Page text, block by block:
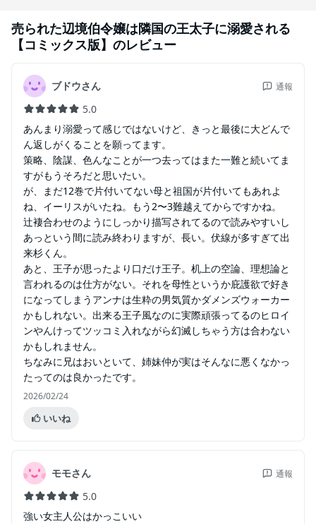
売られた辺境伯令嬢は隣国の王太子に溺愛される
【コミックス版】 のレビュー
ブドウさん 通報
5.0
あんまり溺愛って感じではないけど、きっと最後に大どんで
ん返しがくることを願ってます。
策略、陰謀、色んなことが一つ去ってはまた一難と続いてま
すがもうそろだと思いたい。
が、まだ12巻で片付いてない母と祖国が片付いてもあれよ
ね、イーリスがいたね。もう2〜3難越えてからですかね。
辻褄合わせのようにしっかり描写されてるので読みやすいし
あっという間に読み終わりますが、長い。伏線が多すぎて出
来杉くん。
あと、王子が思ったより口だけ王子。机上の空論、理想論と
言われるのは仕方がない。それを母性というか庇護欲で好き
になってしまうアンナは生粋の男気質かダメンズウォーカー
かもしれない。出来る王子風なのに実際頑張ってるのヒロイ
ンやんけってツッコミ入れながら幻滅しちゃう方は合わない
かもしれません。
ちなみに兄はおいといて、姉妹仲が実はそんなに悪くなかっ
たってのは良かったです。
2026/02/24
いいね
モモさん 通報
5.0
強い女主人公はかっこいい